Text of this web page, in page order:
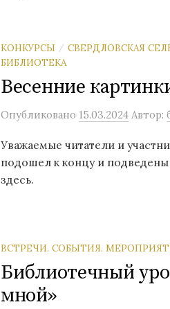
КОНКУРСЫ / СВЕРДЛОВСКАЯ
БИБЛИОТЕКА
Весенние
Опубликовано 15.03.2024 Автор:
Уважаемые читатели и
подошел к концу и
здесь.
ВСТРЕЧИ. СОБЫТИЯ.
Библиотечный
мной»